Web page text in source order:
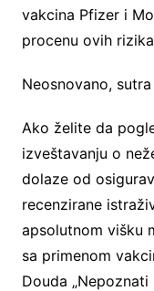
vakcina Pfizer i
procenu ovih
Neosnovano,
Ako želite da
izveštavanju o
dolaze od
recenzirane
apsolutnom višku
sa primenom
Douda